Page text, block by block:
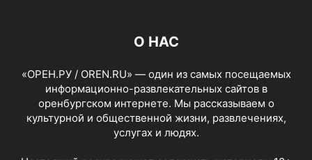
О НАС
«ОРЕН.РУ / OREN.RU» — один из самых посещаемых
информационно-развлекательных сайтов в
оренбургском интернете. Мы рассказываем о
культурной и общественной жизни, развлечениях,
услугах и людях.